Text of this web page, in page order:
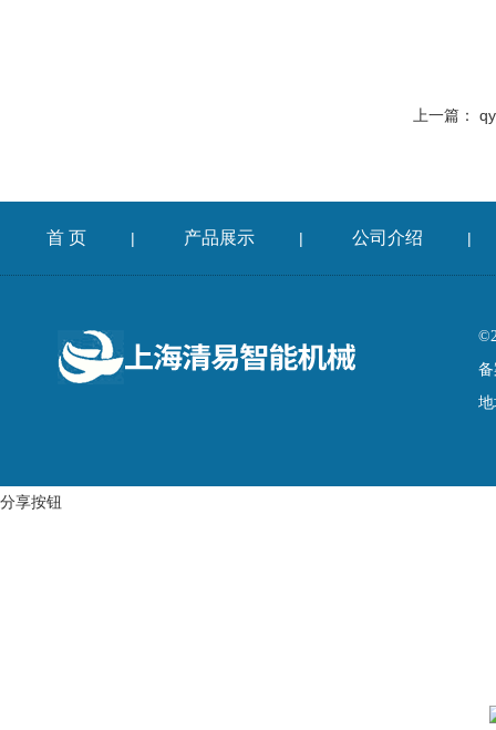
上一篇：
首 页 | 产品展示 | 公司介绍 |
备
分享按钮